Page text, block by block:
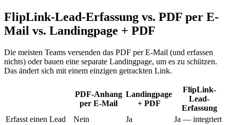
FlipLink-Lead-Erfassung vs. PDF per E-
Mail vs. Landingpage + PDF
Die meisten Teams versenden das PDF per E-Mail (und erfassen
nichts) oder bauen eine separate Landingpage, um es zu schützen.
Das ändert sich mit einem einzigen getrackten Link.
PDF-Anhang
per E-Mail
Landingpage
+ PDF
FlipLink-
Lead-
Erfassung
Erfasst einen Lead
Nein Ja
Ja — integriert